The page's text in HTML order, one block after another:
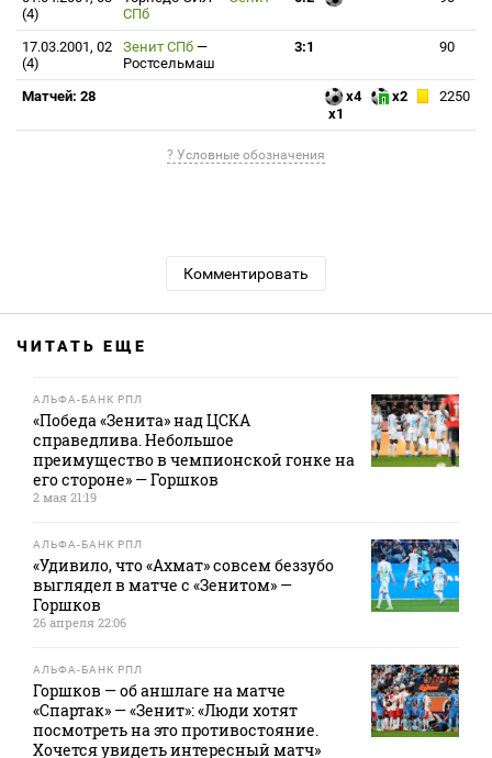
(4)
СПб
17.03.2001, 02
(4)
Зенит СПб —
Ростсельмаш
3:1 90
Матчей: 28 x4
x2
x1
2250
? Условные обозначения
Комментировать
ЧИТАТЬ ЕЩЕ
АЛЬФА-БАНК РПЛ
«Победа «Зенита» над ЦСКА
справедлива. Небольшое
преимущество в чемпионской гонке на
его стороне» — Горшков
2 мая 21:19
АЛЬФА-БАНК РПЛ
«Удивило, что «Ахмат» совсем беззубо
выглядел в матче с «Зенитом» —
Горшков
26 апреля 22:06
АЛЬФА-БАНК РПЛ
Горшков — об аншлаге на матче
«Спартак» — «Зенит»: «Люди хотят
посмотреть на это противостояние.
Хочется увидеть интересный матч»